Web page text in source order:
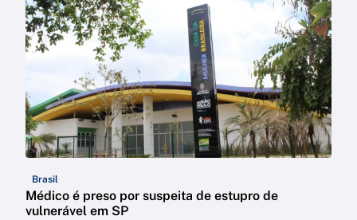
Brasil
Médico é preso por suspeita de estupro de
vulnerável em SP